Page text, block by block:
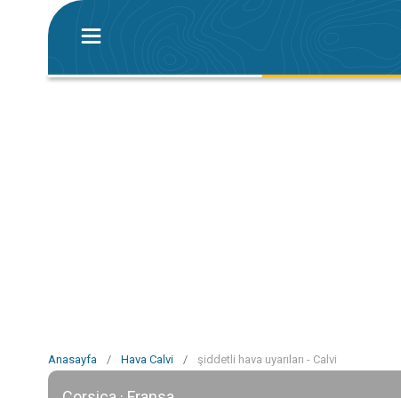
Anasayfa / Hava Calvi / şiddetli hava uyarıları - Calvi